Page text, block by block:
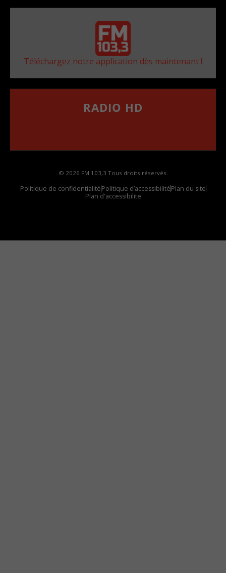
Téléchargez notre application dès maintenant !
RADIO HD
© 2026 FM 103,3 Tous droits réservés.
Politique de confidentialitéPolitique d’accessibilitéPlan du site
Plan d'accessibilite